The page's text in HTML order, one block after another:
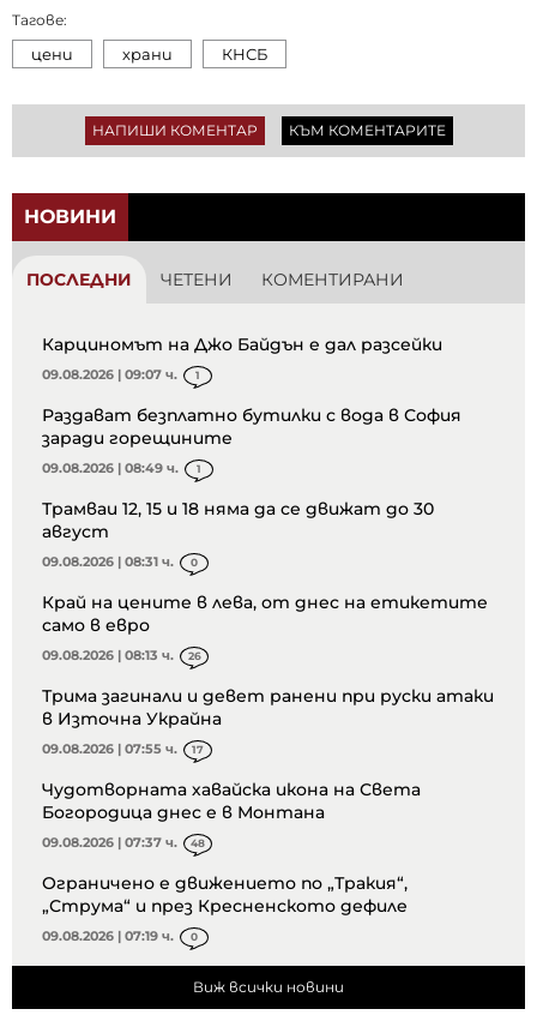
Тагове:
цени храни КНСБ
НАПИШИ КОМЕНТАР КЪМ КОМЕНТАРИТЕ
НОВИНИ
ПОСЛЕДНИ ЧЕТЕНИ КОМЕНТИРАНИ
Карциномът на Джо Байдън е дал разсейки
09.08.2026 | 09:07 ч. 1
Раздават безплатно бутилки с вода в София
заради горещините
09.08.2026 | 08:49 ч. 1
Трамваи 12, 15 и 18 няма да се движат до 30
август
09.08.2026 | 08:31 ч. 0
Край на цените в лева, от днес на етикетите
само в евро
09.08.2026 | 08:13 ч. 26
Трима загинали и девет ранени при руски атаки
в Източна Украйна
09.08.2026 | 07:55 ч. 17
Чудотворната хавайска икона на Света
Богородица днес е в Монтана
09.08.2026 | 07:37 ч. 48
Ограничено е движението по „Тракия“,
„Струма“ и през Кресненското дефиле
09.08.2026 | 07:19 ч. 0
Виж всички новини